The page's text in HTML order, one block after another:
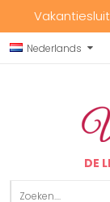
Nederlands
DE